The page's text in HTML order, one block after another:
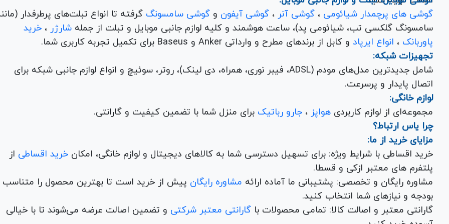
گوشی های پرچمدار شیائومی ، گوشی آنر ، گوشی آیفون گوشی سامسونگ گرفته تا انواع تبلت‌های پرطرفدار
سامسونگ گلکسی تب، شیائومی پد)، ساعت هوشمند و کلیه لوازم جانبی موبایل و تبلت از جملهشارژر ، خرید
پاوربانک ، انواع ایرپاد
تجهیزات شبکه:
شامل جدیدترین مدل‌های مودم (ADSL، فیبر نوری، همراه، دی لینک)، روتر، سوئیچ و انواع لوازم جانبی شبکه برای
اتصال پایدار و پرسرعت.
لوازم خانگی:
مجموعه‌ای از لوازم کاربردیهواپز ، جارو رباتیک برای منزل شما با تضمین کیفیت و گارانتی.
چرا یاس ارتباط؟
مزایای خرید از ما:
خرید اقساطی با شرایط ویژه: برای تسهیل دسترسی شما به کالاهای دیجیتال و لوازم خانگی، امکانخرید اقساطی از
پلتفرم های معتبر ازکی و قسطا.
مشاوره رایگان و تخصصی: پشتیبانی ما آماده ارائه مشاوره رایگان پیش از خرید است تا بهترین محصول را متناسب
بودجه و نیازهای شما انتخاب کنید.
گارانتی معتبر و اصالت کالا: تمامی محصولات باگارانتی معتبر شرکتی و تضمین اصالت عرضه می‌شوند تا با خیالی